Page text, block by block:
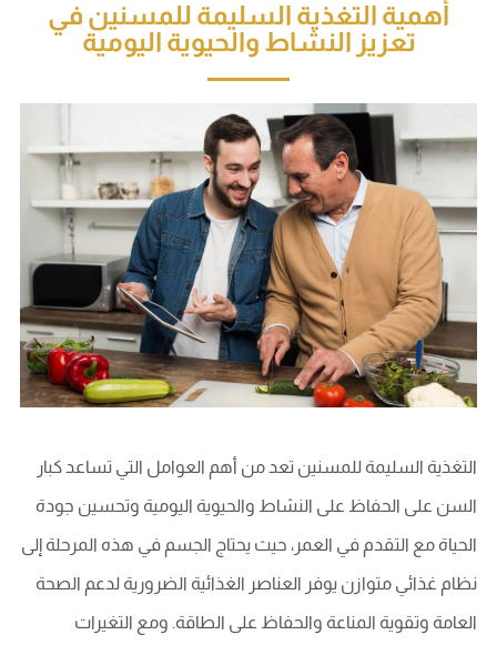
أهمية التغذية السليمة للمسنين في
تعزيز النشاط والحيوية اليومية
التغذية السليمة للمسنين تعد من أهم العوامل التي تساعد كبار
السن على الحفاظ على النشاط والحيوية اليومية وتحسين جودة
الحياة مع التقدم في العمر، حيث يحتاج الجسم في هذه المرحلة إلى
نظام غذائي متوازن يوفر العناصر الغذائية الضرورية لدعم الصحة
العامة وتقوية المناعة والحفاظ على الطاقة. ومع التغيرات